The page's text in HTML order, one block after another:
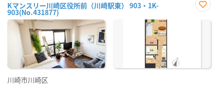
Kマンスリー川崎区役所前（川崎駅東） 903・1K-
903(No.431877)
に入
川崎市川崎区